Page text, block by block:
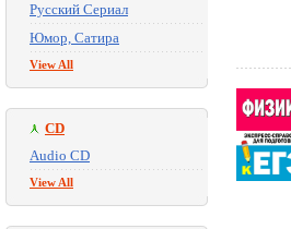
Русский Сериал
Юмор, Сатира
View All
CD
Audio CD
View All